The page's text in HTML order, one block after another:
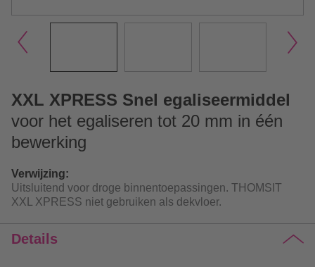
XXL XPRESS Snel egaliseermiddel
voor het egaliseren tot 20 mm in één
bewerking
Verwijzing:
Uitsluitend voor droge binnentoepassingen. THOMSIT
XXL XPRESS niet gebruiken als dekvloer.
Details